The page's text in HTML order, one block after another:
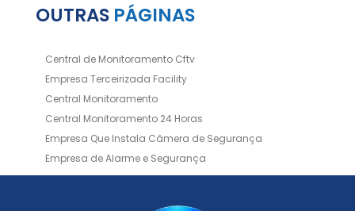
OUTRAS PÁGINAS
Central de Monitoramento Cftv
Empresa Terceirizada Facility
Central Monitoramento
Central Monitoramento 24 Horas
Empresa Que Instala Câmera de Segurança
Empresa de Alarme e Segurança
Empresa de Alarmes
Empresa de Facilities